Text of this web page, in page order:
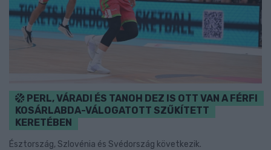
PERL, VÁRADI ÉS TANOH DEZ IS OTT VAN A FÉRFI
KOSÁRLABDA-VÁLOGATOTT SZŰKÍTETT
KERETÉBEN
Észtország, Szlovénia és Svédország következik.